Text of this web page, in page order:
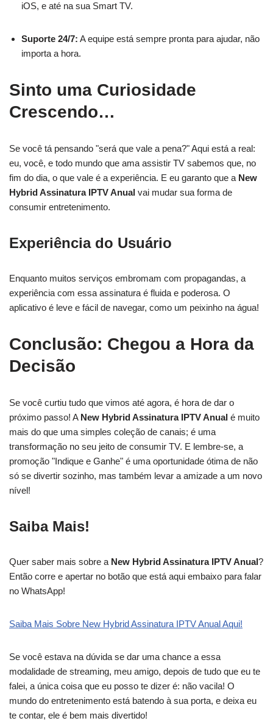
iOS, e até na sua Smart TV.
Suporte 24/7: A equipe está sempre pronta para ajudar, não
importa a hora.
Sinto uma Curiosidade
Crescendo…
Se você tá pensando "será que vale a pena?" Aqui está a real:
eu, você, e todo mundo que ama assistir TV sabemos que, no
fim do dia, o que vale é a experiência. E eu garanto que a New
Hybrid Assinatura IPTV Anual vai mudar sua forma de
consumir entretenimento.
Experiência do Usuário
Enquanto muitos serviços embromam com propagandas, a
experiência com essa assinatura é fluida e poderosa. O
aplicativo é leve e fácil de navegar, como um peixinho na água!
Conclusão: Chegou a Hora da
Decisão
Se você curtiu tudo que vimos até agora, é hora de dar o
próximo passo! A New Hybrid Assinatura IPTV Anual é muito
mais do que uma simples coleção de canais; é uma
transformação no seu jeito de consumir TV. E lembre-se, a
promoção "Indique e Ganhe" é uma oportunidade ótima de não
só se divertir sozinho, mas também levar a amizade a um novo
nível!
Saiba Mais!
Quer saber mais sobre a New Hybrid Assinatura IPTV Anual?
Então corre e apertar no botão que está aqui embaixo para falar
no WhatsApp!
Saiba Mais Sobre New Hybrid Assinatura IPTV Anual Aqui!
Se você estava na dúvida se dar uma chance a essa
modalidade de streaming, meu amigo, depois de tudo que eu te
falei, a única coisa que eu posso te dizer é: não vacila! O
mundo do entretenimento está batendo à sua porta, e deixa eu
te contar, ele é bem mais divertido!